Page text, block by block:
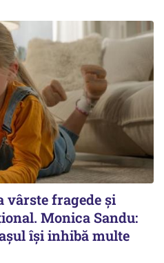
vârste fragede și
Monica Sandu:
își inhibă multe